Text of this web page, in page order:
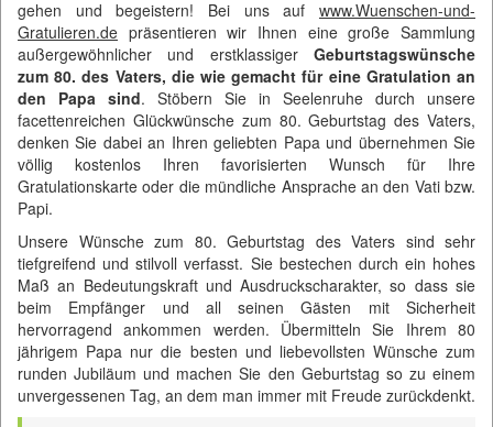
gehen und begeistern! Bei uns auf www.Wuenschen-und-
Gratulieren.de präsentieren wir Ihnen eine große Sammlung
außergewöhnlicher und erstklassiger Geburtstagswünsche
zum 80. des Vaters, die wie gemacht für eine Gratulation an
den Papa sind. Stöbern Sie in Seelenruhe durch unsere
facettenreichen Glückwünsche zum 80. Geburtstag des Vaters,
denken Sie dabei an Ihren geliebten Papa und übernehmen Sie
völlig kostenlos Ihren favorisierten Wunsch für Ihre
Gratulationskarte oder die mündliche Ansprache an den Vati bzw.
Papi.
Unsere Wünsche zum 80. Geburtstag des Vaters sind sehr
tiefgreifend und stilvoll verfasst. Sie bestechen durch ein hohes
Maß an Bedeutungskraft und Ausdruckscharakter, so dass sie
beim Empfänger und all seinen Gästen mit Sicherheit
hervorragend ankommen werden. Übermitteln Sie Ihrem 80
jährigem Papa nur die besten und liebevollsten Wünsche zum
runden Jubiläum und machen Sie den Geburtstag so zu einem
unvergessenen Tag, an dem man immer mit Freude zurückdenkt.